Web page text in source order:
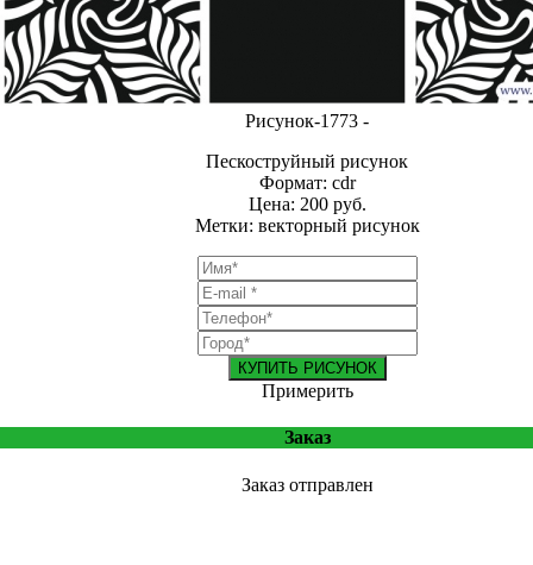
Рисунок-1773 -
Пескоструйный рисунок
Формат: cdr
Цена: 200 руб.
Метки: векторный рисунок
КУПИТЬ РИСУНОК
Примерить
Заказ
Заказ отправлен